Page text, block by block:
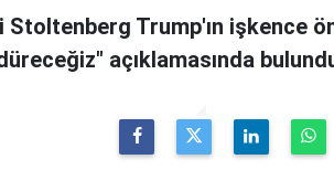
Stoltenberg Trump'ın işkence
açıklamasında